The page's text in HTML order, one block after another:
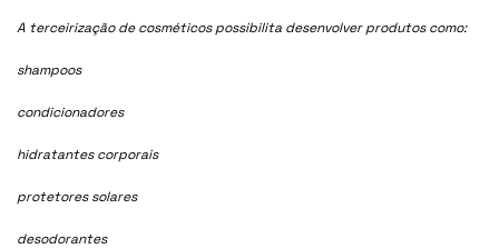
A terceirização de cosméticos possibilita desenvolver produtos como:
shampoos
condicionadores
hidratantes corporais
protetores solares
desodorantes